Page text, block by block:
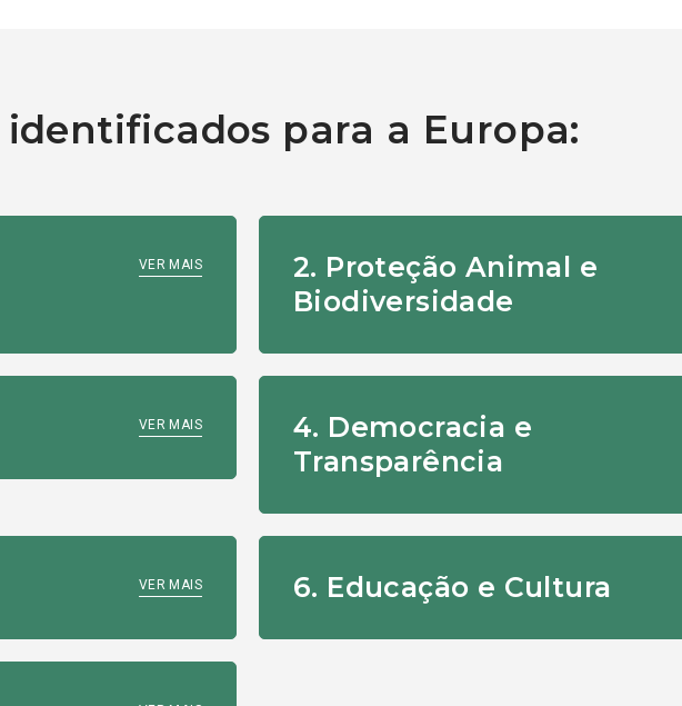
identificados para a Europa:
VER MAIS
2. Proteção Animal e
Biodiversidade
VER MAIS
4. Democracia e
Transparência
VER MAIS 6. Educação e Cultura